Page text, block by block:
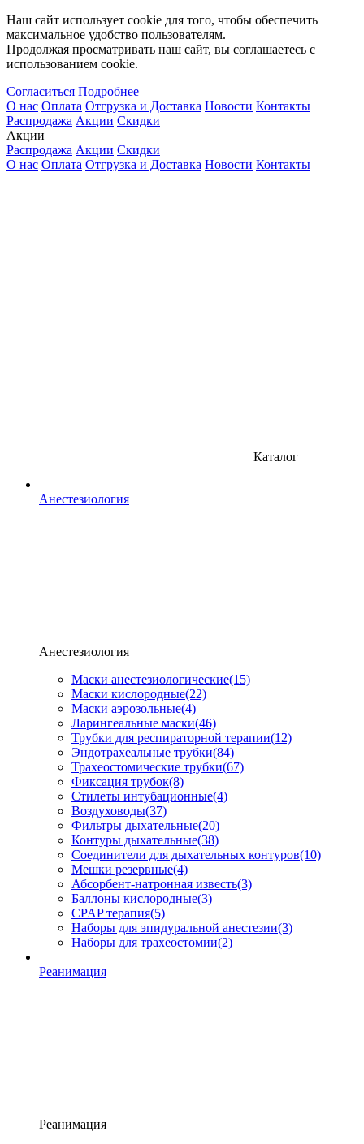
Наш сайт использует cookie для того, чтобы обеспечить
максимальное удобство пользователям.
Продолжая просматривать наш сайт, вы соглашаетесь с
использованием cookie.
Согласиться Подробнее
О нас Оплата Отгрузка и Доставка Новости Контакты
Распродажа Акции Скидки
Акции
Распродажа Акции Скидки
О нас Оплата Отгрузка и Доставка Новости Контакты
Каталог
Анестезиология
Анестезиология
Маски анестезиологические(15)
Маски кислородные(22)
Маски аэрозольные(4)
Ларингеальные маски(46)
Трубки для респираторной терапии(12)
Эндотрахеальные трубки(84)
Трахеостомические трубки(67)
Фиксация трубок(8)
Стилеты интубационные(4)
Воздуховоды(37)
Фильтры дыхательные(20)
Контуры дыхательные(38)
Соединители для дыхательных контуров(10)
Мешки резервные(4)
Абсорбент-натронная известь(3)
Баллоны кислородные(3)
CPAP терапия(5)
Наборы для эпидуральной анестезии(3)
Наборы для трахеостомии(2)
Реанимация
Реанимация